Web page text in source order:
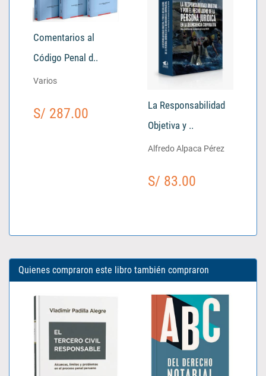
Comentarios al
Código Penal d..
Varios
S/ 287.00
La Responsabilidad
Objetiva y ..
Alfredo Alpaca Pérez
S/ 83.00
Quienes compraron este libro también compraron